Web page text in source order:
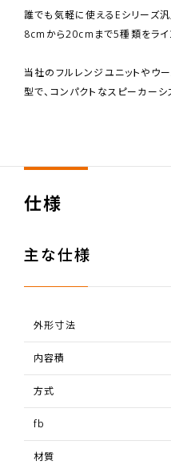
誰でも気軽に使えるEシリーズ汎
8cmから20cmまで5種類をライ
当社のフルレンジユニットやウ
型で、コンパクトなスピーカー
仕様
主な仕様
外形寸法
内容積
方式
fb
材質